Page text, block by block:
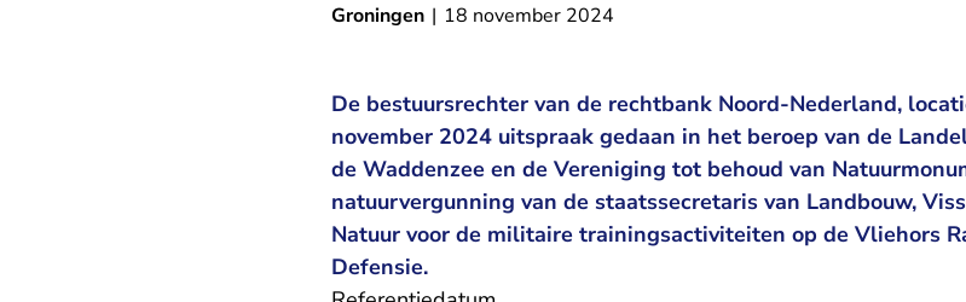
Groningen | 18 november 2024
De bestuursrechter van de rechtbank Noord-Nederland,
november 2024 uitspraak gedaan in het beroep van de
de Waddenzee en de Vereniging tot behoud van
natuurvergunning van de staatssecretaris van Landbouw,
Natuur voor de militaire trainingsactiviteiten op de Vliehors
Defensie.